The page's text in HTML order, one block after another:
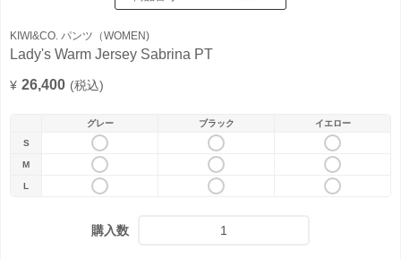
KIWI&CO. パンツ（WOMEN)
Lady's Warm Jersey Sabrina PT
¥ 26,400 (税込)
グレー ブラック
イエロー
S
M
L
購入数